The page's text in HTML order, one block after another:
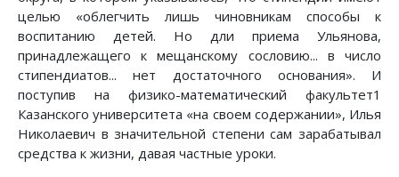
целью «облегчить лишь чиновникам способы к
воспитанию детей. Но дли приема Ульянова,
принадлежащего к мещанскому сословию... в число
стипендиатов... нет достаточного основания». И
поступив на физико-математический факультет1
Казанского университета «на своем содержании», Илья
Николаевич в значительной степени сам зарабатывал
средства к жизни, давая частные уроки.